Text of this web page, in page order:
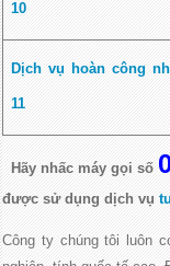
10
Dịch vụ hoàn công
11
Hãy nhấc máy gọi số
được sử dụng dịch vụ
Công ty chúng tôi luôn